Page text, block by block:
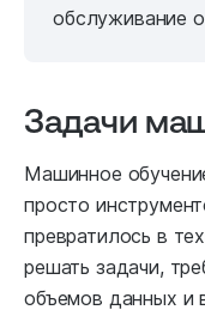
обслуживание
Задачи
Машинное
просто
превратилось в
решать задачи,
объемов данных и